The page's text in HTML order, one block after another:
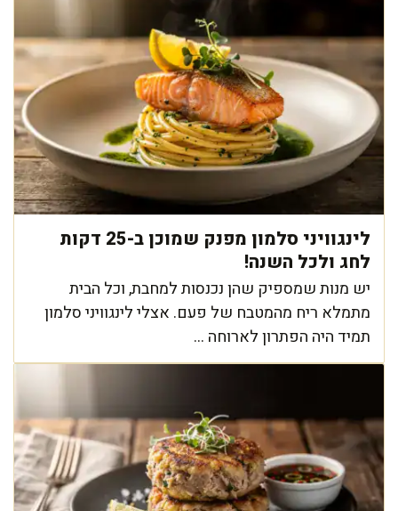
לינגוויני סלמון מפנק שמוכן ב-25 דקות
לחג ולכל השנה!
יש מנות שמספיק שהן נכנסות למחבת, וכל הבית
מתמלא ריח מהמטבח של פעם. אצלי לינגוויני סלמון
תמיד היה הפתרון לארוחה ...